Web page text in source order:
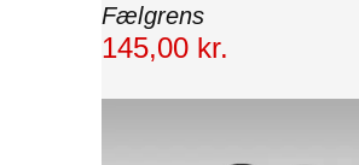
Fælgrens
145,00 kr.